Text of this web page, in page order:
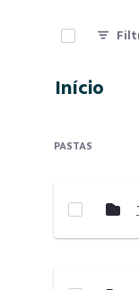
Início
PASTAS